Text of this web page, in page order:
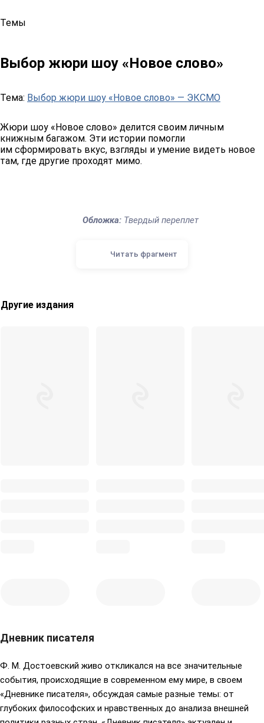
Темы
Выбор жюри шоу «Новое слово»
Тема: Выбор жюри шоу «Новое слово» — ЭКСМО
Жюри шоу «Новое слово» делится своим личным
книжным багажом. Эти истории помогли
им сформировать вкус, взгляды и умение видеть новое
там, где другие проходят мимо.
Обложка: Твердый переплет
Читать фрагмент
Другие издания
Дневник писателя
Ф. М. Достоевский живо откликался на все значительные
события, происходящие в современном ему мире, в своем
«Дневнике писателя», обсуждая самые разные темы: от
глубоких философских и нравственных до анализа внешней